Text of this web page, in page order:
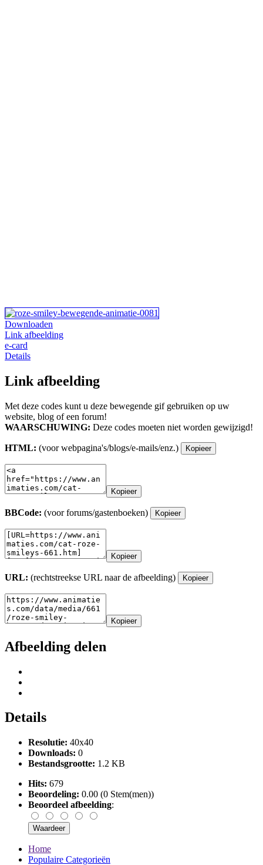
Downloaden
Link afbeelding
e-card
Details
Link afbeelding
Met deze codes kunt u deze bewegende gif gebruiken op uw
website, blog of een forum!
WAARSCHUWING: Deze codes moeten niet worden gewijzigd!
HTML: (voor webpagina's/blogs/e-mails/enz.) Kopieer
Kopieer
BBCode: (voor forums/gastenboeken) Kopieer
Kopieer
URL: (rechtstreekse URL naar de afbeelding) Kopieer
Kopieer
Afbeelding delen
Details
Resolutie: 40x40
Downloads: 0
Bestandsgrootte: 1.2 KB
Hits: 679
Beoordeling: 0.00 (0 Stem(men))
Beoordeel afbeelding:
Home
Populaire Categorieën